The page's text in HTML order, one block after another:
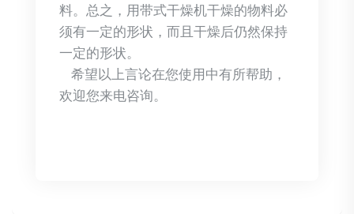
料。总之，用带式干燥机干燥的物料必
须有一定的形状，而且干燥后仍然保持
一定的形状。
希望以上言论在您使用中有所帮助，
欢迎您来电咨询。